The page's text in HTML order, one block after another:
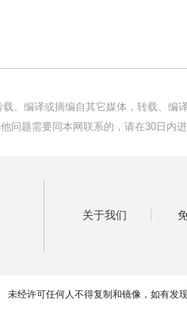
、编译或摘编自其它媒体，转载、编
问题需要同本网联系的，请在30日内
关于我们
未经许可任何人不得复制和镜像，如有发